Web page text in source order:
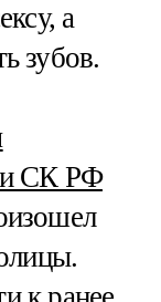
а
зубов.
СК РФ